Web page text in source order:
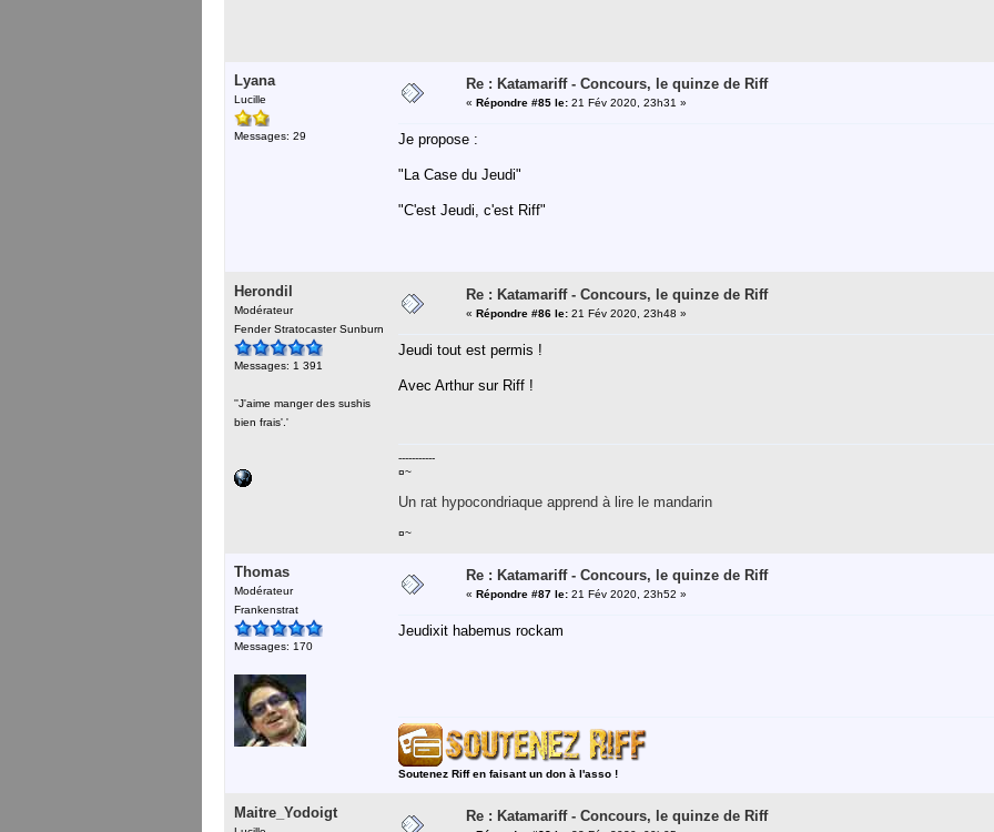
Lyana
Lucille
Messages: 29
Re : Katamariff - Concours, le quinze de Riff
« Répondre #85 le: 21 Fév 2020, 23h31 »
Je propose :
"La Case du Jeudi"
"C'est Jeudi, c'est Riff"
Herondil
Modérateur
Fender Stratocaster Sunburn
Messages: 1 391
''J'aime manger des sushis
bien frais'.'
Re : Katamariff - Concours, le quinze de Riff
« Répondre #86 le: 21 Fév 2020, 23h48 »
Jeudi tout est permis !
Avec Arthur sur Riff !
-----------
¤~
Un rat hypocondriaque apprend à lire le mandarin
¤~
Thomas
Modérateur
Frankenstrat
Messages: 170
Re : Katamariff - Concours, le quinze de Riff
« Répondre #87 le: 21 Fév 2020, 23h52 »
Jeudixit habemus rockam
Soutenez Riff en faisant un don à l'asso !
Maitre_Yodoigt Re : Katamariff - Concours, le quinze de Riff